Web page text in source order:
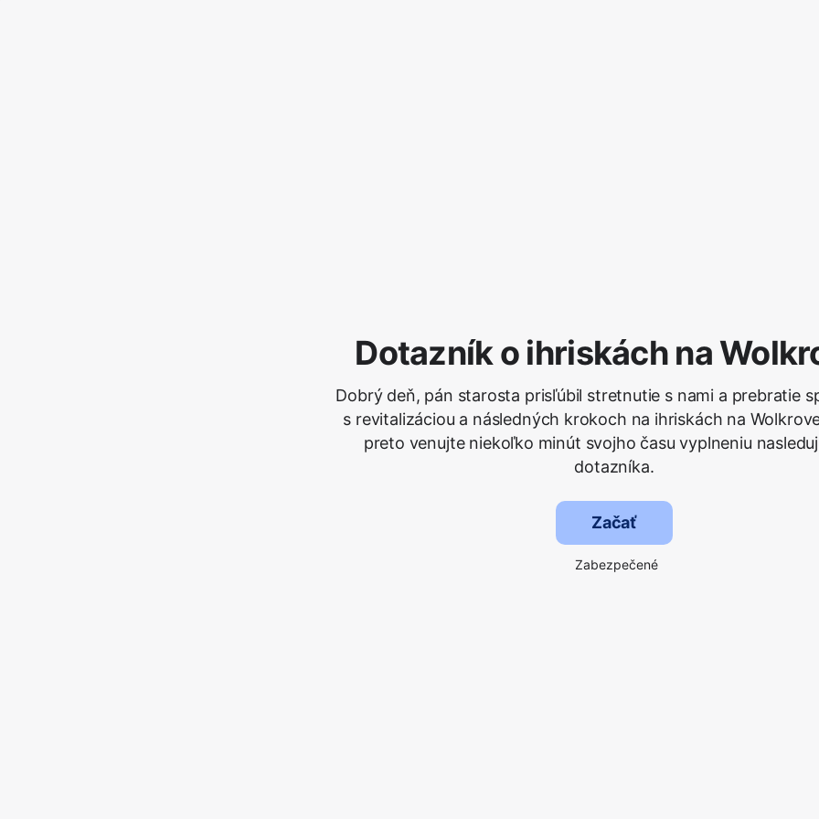
Dotazník o ihriskách na
Dobrý deň, pán starosta prisľúbil stretnutie s nami a prebratie
s revitalizáciou a následných krokoch na ihriskách na
preto venujte niekoľko minút svojho času vyplneniu
dotazníka.
Začať
Zabezpečené